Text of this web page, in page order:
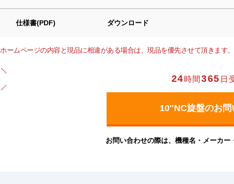
仕様書(PDF) ダウンロード
ホームページの内容と現品に相違がある場合は、現品を優先させて頂きます。
24時間365 日
お問い合わせの際は、機種名・メーカー